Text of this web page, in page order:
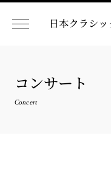
コンサート
Concert